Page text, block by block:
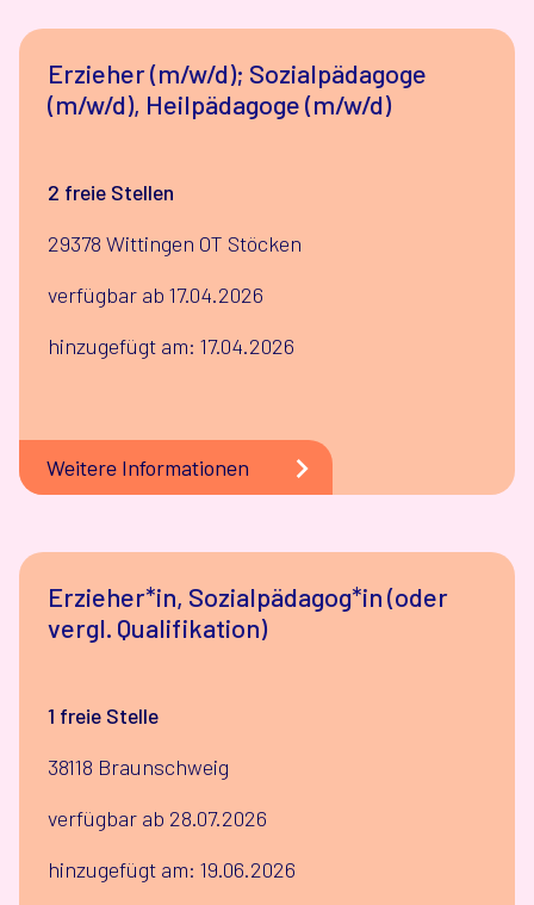
Erzieher (m/w/d); Sozialpädagoge
(m/w/d), Heilpädagoge (m/w/d)
2 freie Stellen
29378 Wittingen OT Stöcken
verfügbar ab 17.04.2026
hinzugefügt am: 17.04.2026
Weitere Informationen
Erzieher*in, Sozialpädagog*in (oder
vergl. Qualifikation)
1 freie Stelle
38118 Braunschweig
verfügbar ab 28.07.2026
hinzugefügt am: 19.06.2026